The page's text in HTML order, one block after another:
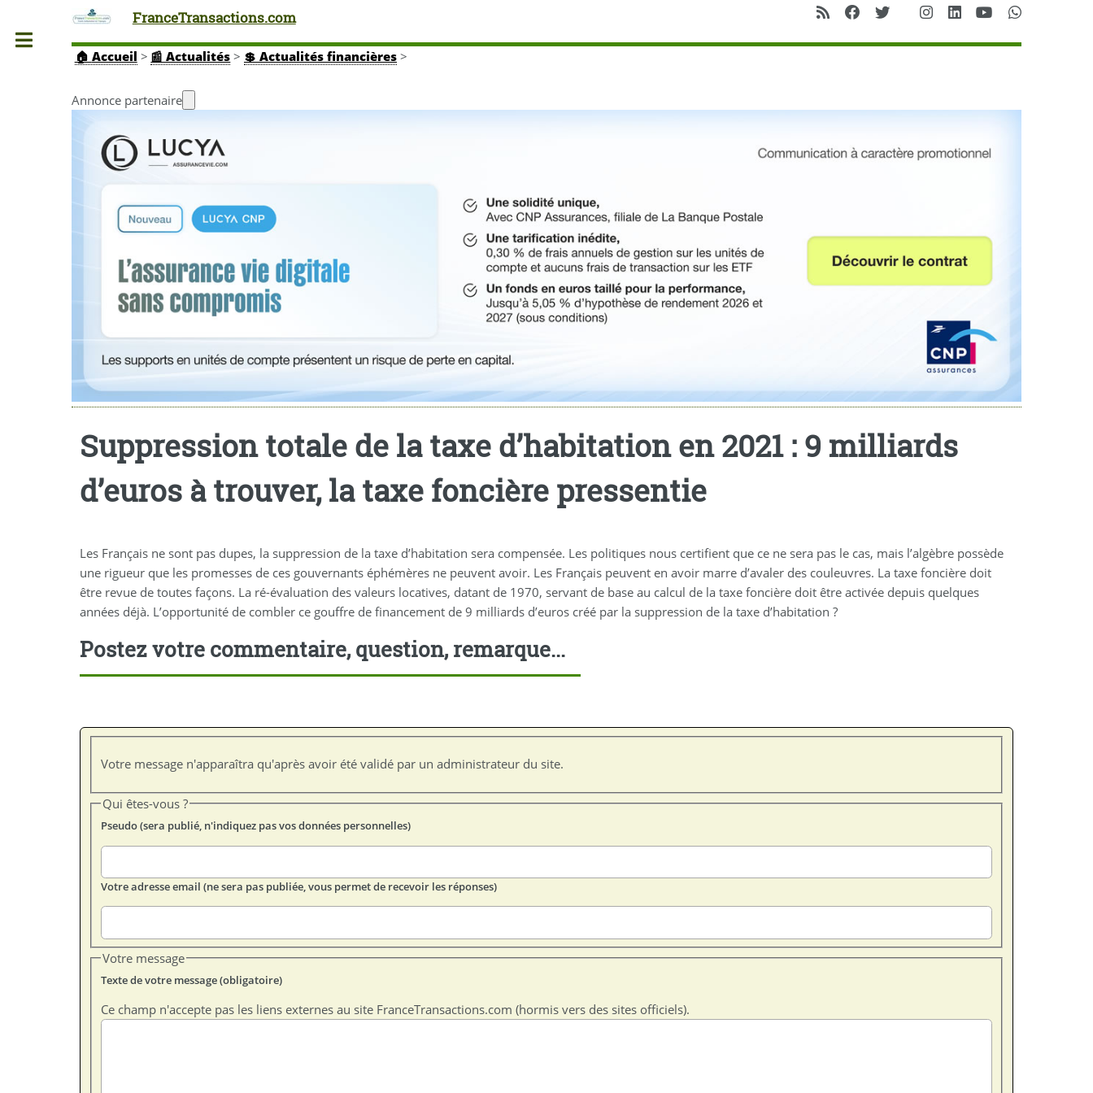
FranceTransactions.com
🏠 Accueil > 📰 Actualités > 💲 Actualités financières>
Annonce partenaire
Suppression totale de la taxe d’habitation en 2021 : 9 milliards
d’euros à trouver, la taxe foncière pressentie
Les Français ne sont pas dupes, la suppression de la taxe d’habitation sera compensée. Les politiques nous certifient que ce ne sera pas le cas, mais l’algèbre possède
une rigueur que les promesses de ces gouvernants éphémères ne peuvent avoir. Les Français peuvent en avoir marre d’avaler des couleuvres. La taxe foncière doit
être revue de toutes façons. La ré-évaluation des valeurs locatives, datant de 1970, servant de base au calcul de la taxe foncière doit être activée depuis quelques
années déjà. L’opportunité de combler ce gouffre de financement de 9 milliards d’euros créé par la suppression de la taxe d’habitation ?
Postez votre commentaire, question, remarque...
Votre message n'apparaîtra qu'après avoir été validé par un administrateur du site.
Qui êtes-vous ?
Pseudo (sera publié, n'indiquez pas vos données personnelles)
Votre adresse email (ne sera pas publiée, vous permet de recevoir les réponses)
Votre message
Texte de votre message (obligatoire)
Ce champ n'accepte pas les liens externes au site FranceTransactions.com (hormis vers des sites officiels).
Toggle